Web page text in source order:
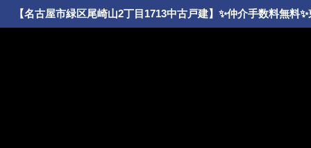
【名古屋市緑区尾崎山2丁目1713中古戸建】✨️仲介手数料無料